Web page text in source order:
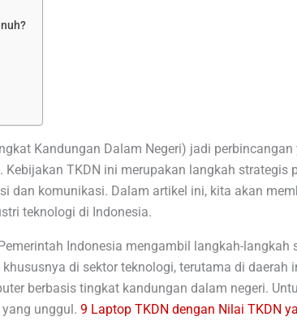
Kandungan Dalam Negeri) jadi
. Kebijakan TKDN ini merupakan langkah strategis
dan komunikasi. Dalam artikel ini, kita akan
teknologi di Indonesia.
Indonesia mengambil langkah-
di sektor teknologi, terutama di daerah
berbasis tingkat kandungan dalam negeri.
unggul. 9 Laptop TKDN dengan Nilai TKDN